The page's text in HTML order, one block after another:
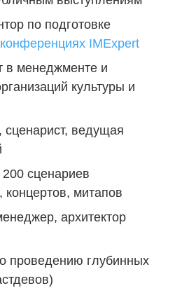
по подготовке
конференциях IMExpert
в менеджменте и
культуры и
сценарист, ведущая
сценариев
концертов, митапов
архитектор
проведению глубинных